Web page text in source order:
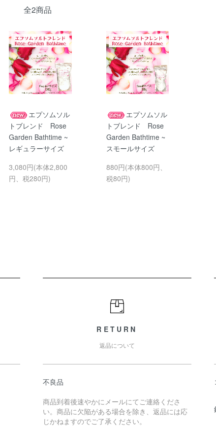
全2商品
エプソムソル
トブレンド Rose
Garden Bathtime ~
レギュラーサイズ
3,080円(本体2,800
円、税280円)
エプソムソル
トブレンド Rose
Garden Bathtime ~
スモールサイズ
880円(本体800円、
税80円)
RETURN
返品について
不良品
商品到着後速やかにメールにてご連絡くださ
い。商品に欠陥がある場合を除き、返品には応
じかねますのでご了承ください。